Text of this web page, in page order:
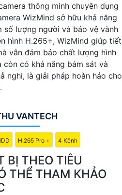
đáng tin cậy và dễ sử dụng.
là chất lượng dịch vụ tốt
Đội ngũ nhân viên kỹ thuật
sẽ giúp bạn lựa chọn giải pháp
và ngân sách của bạn.
giải pháp giám sát an ninh tốt
của mình, Camera
chọn hàng đầu mà bạn có thể
thông minh chuyên dụng
WizMind sở hữu khả năng
số lượng người và bảo vệ vành
hình H.265+, WizMind giúp tiết
vẫn đảm bảo chất lượng hình
còn có khả năng bám sát và
nghi, là giải pháp hoàn hảo cho
VANTECH
H.265 Pro + 4 Kênh
BỊ THEO TIÊU
THỂ THAM KHẢO